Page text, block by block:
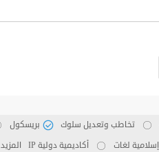
تخاطب وتعديل سلوك بريسكول
إسلامية لغات أكاديمية دولية IP المزيد